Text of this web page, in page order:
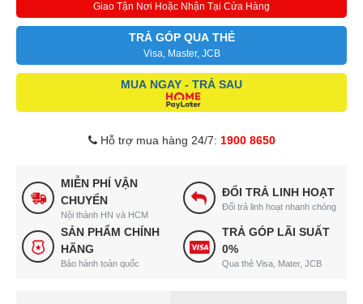
Giao Tận Nơi Hoặc Nhận Tại Cửa Hàng
TRẢ GÓP QUA THẺ
Visa, Master, JCB
MUA NGAY - TRẢ SAU
Hỗ trợ mua hàng 24/7: 1900 8650
MIỄN PHÍ VẬN
CHUYỂN
Nội thành HN và HCM
ĐỔI TRẢ LINH HOẠT
Đổi trả linh hoạt nhanh chóng
SẢN PHẨM CHÍNH
HÃNG
Bảo hành toàn quốc
TRẢ GÓP LÃI SUẤT
0%
Qua thẻ Visa, Mater, JCB